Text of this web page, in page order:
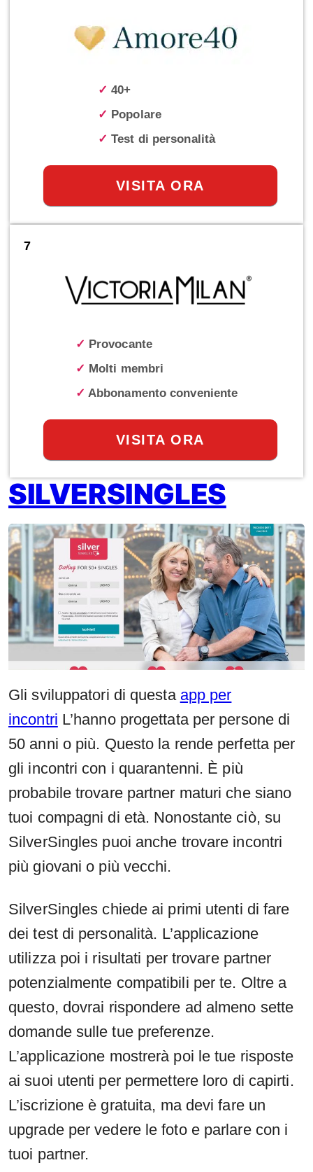
✓ 40+
✓ Popolare
✓ Test di personalità
VISITA ORA
7
✓ Provocante
✓ Molti membri
✓ Abbonamento conveniente
VISITA ORA
SILVERSINGLES
Gli sviluppatori di questa app per
incontri L’hanno progettata per persone di
50 anni o più. Questo la rende perfetta per
gli incontri con i quarantenni. È più
probabile trovare partner maturi che siano
tuoi compagni di età. Nonostante ciò, su
SilverSingles puoi anche trovare incontri
più giovani o più vecchi.
SilverSingles chiede ai primi utenti di fare
dei test di personalità. L’applicazione
utilizza poi i risultati per trovare partner
potenzialmente compatibili per te. Oltre a
questo, dovrai rispondere ad almeno sette
domande sulle tue preferenze.
L’applicazione mostrerà poi le tue risposte
ai suoi utenti per permettere loro di capirti.
L’iscrizione è gratuita, ma devi fare un
upgrade per vedere le foto e parlare con i
tuoi partner.